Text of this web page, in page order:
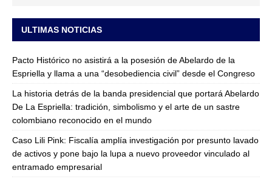
ULTIMAS NOTICIAS
Pacto Histórico no asistirá a la posesión de Abelardo de la
Espriella y llama a una “desobediencia civil” desde el Congreso
La historia detrás de la banda presidencial que portará Abelardo
De La Espriella: tradición, simbolismo y el arte de un sastre
colombiano reconocido en el mundo
Caso Lili Pink: Fiscalía amplía investigación por presunto lavado
de activos y pone bajo la lupa a nuevo proveedor vinculado al
entramado empresarial